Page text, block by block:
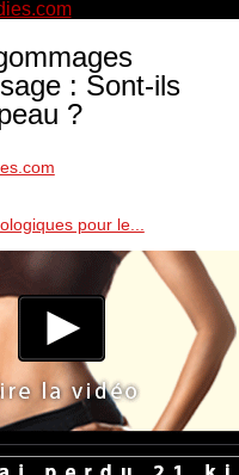
: Sont-ils
?
pour le...